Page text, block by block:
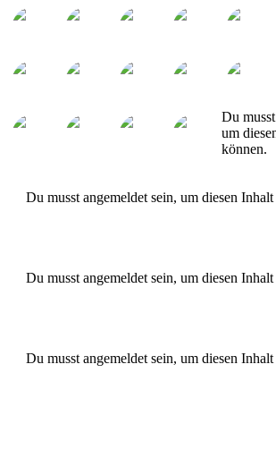
Du
um
können.
Du musst angemeldet sein, um diesen
Du musst angemeldet sein, um diesen
Du musst angemeldet sein, um diesen